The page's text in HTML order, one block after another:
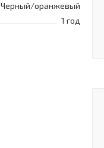
Черный/оранжевый
1 год